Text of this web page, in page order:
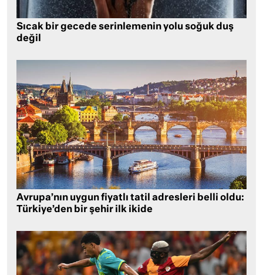
Sıcak bir gecede serinlemenin yolu soğuk duş
değil
Avrupa’nın uygun fiyatlı tatil adresleri belli oldu:
Türkiye’den bir şehir ilk ikide